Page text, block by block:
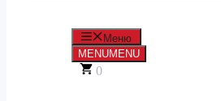
Меню
MENUMENU
0